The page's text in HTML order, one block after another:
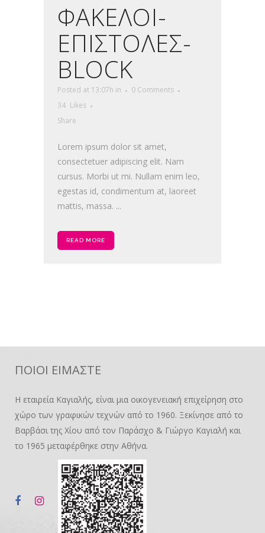
ΦΑΚΕΛΟΙ-
ΕΠΙΣΤΟΛΕΣ-
BLOCK
Posted at 13:07h in
0 Comments
34 Likes
Share
Lorem ipsum dolor sit amet,
consectetuer adipiscing elit. Nam
cursus. Morbi ut mi. Nullam enim leo,
egestas id, condimentum at, laoreet
mattis, massa. ...
READ MORE
ΠΟΙΟΙ ΕΙΜΑΣΤΕ
Η εταιρεία Καγιαλής, είναι μια οικογενειακή επιχείρηση στο
χώρο των γραφικών τεχνών από το 1960. Ξεκίνησε από το
Βαρβάσι της Χίου από τον Παράσχο & Γιώργο Καγιαλή και
το 1965 μεταφέρθηκε στην Αθήνα.